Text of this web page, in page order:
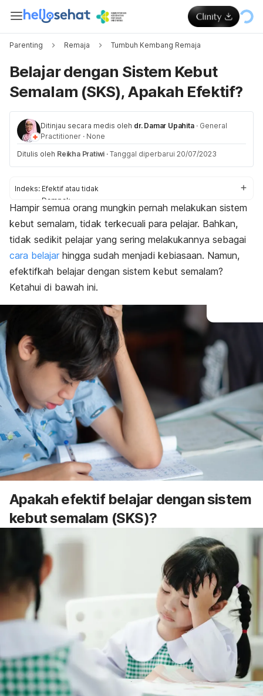
Parenting Remaja Tumbuh Kembang Remaja
Belajar dengan Sistem Kebut
Semalam (SKS), Apakah Efektif?
Ditinjau secara medis oleh dr. Damar Upahita · General
Practitioner · None
Ditulis oleh Reikha Pratiwi · Tanggal diperbarui 20/07/2023
Indeks: Efektif atau tidak
Dampak
Cara menghentikan
Hampir semua orang mungkin pernah melakukan sistem
kebut semalam, tidak terkecuali para pelajar. Bahkan,
tidak sedikit pelajar yang sering melakukannya sebagai
cara belajar hingga sudah menjadi kebiasaan. Namun,
efektifkah belajar dengan sistem kebut semalam?
Ketahui di bawah ini.
Apakah efektif belajar dengan sistem
kebut semalam (SKS)?